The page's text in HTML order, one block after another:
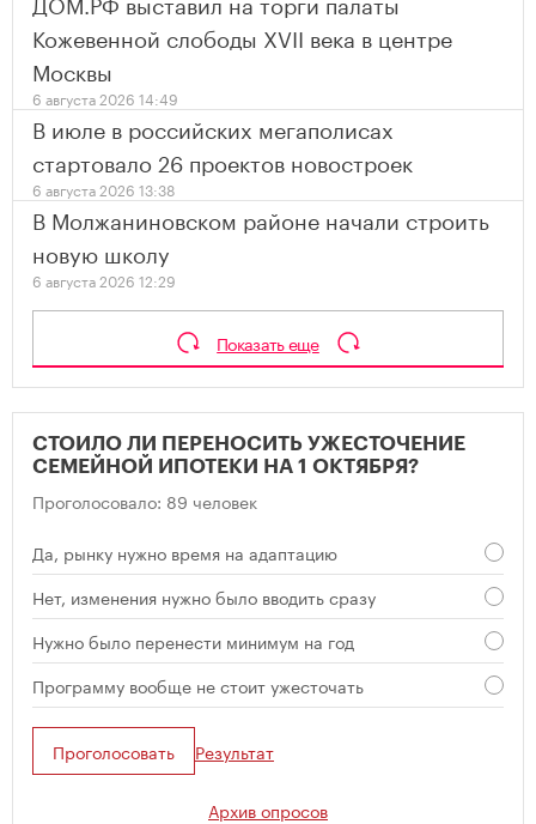
Кожевенной слободы XVII века в центре
Москвы
6 августа 2026 14:49
В июле в российских мегаполисах
стартовало 26 проектов новостроек
6 августа 2026 13:38
В Молжаниновском районе начали строить
новую школу
6 августа 2026 12:29
Показать еще
СТОИЛО ЛИ ПЕРЕНОСИТЬ УЖЕСТОЧЕНИЕ
СЕМЕЙНОЙ ИПОТЕКИ НА 1 ОКТЯБРЯ?
Проголосовало: 89 человек
Да, рынку нужно время на адаптацию
Нет, изменения нужно было вводить сразу
Нужно было перенести минимум на год
Программу вообще не стоит ужесточать
Проголосовать Результат
Архив опросов